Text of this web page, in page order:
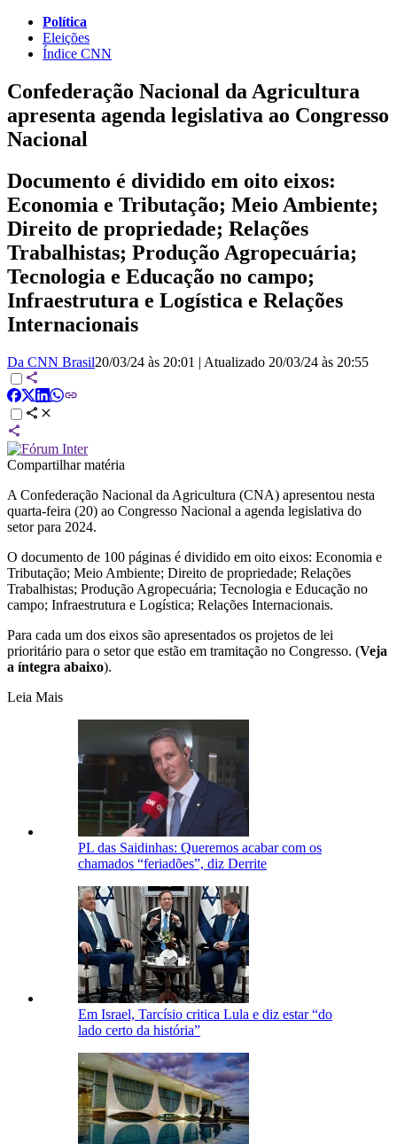
Política
Eleições
Índice CNN
Confederação Nacional da Agricultura
apresenta agenda legislativa ao Congresso
Nacional
Documento é dividido em oito eixos:
Economia e Tributação; Meio Ambiente;
Direito de propriedade; Relações
Trabalhistas; Produção Agropecuária;
Tecnologia e Educação no campo;
Infraestrutura e Logística e Relações
Internacionais
Da CNN Brasil20/03/24 às 20:01 | Atualizado 20/03/24 às 20:55
Compartilhar matéria
A Confederação Nacional da Agricultura (CNA) apresentou nesta
quarta-feira (20) ao Congresso Nacional a agenda legislativa do
setor para 2024.
O documento de 100 páginas é dividido em oito eixos: Economia e
Tributação; Meio Ambiente; Direito de propriedade; Relações
Trabalhistas; Produção Agropecuária; Tecnologia e Educação no
campo; Infraestrutura e Logística; Relações Internacionais.
Para cada um dos eixos são apresentados os projetos de lei
prioritário para o setor que estão em tramitação no Congresso. (Veja
a íntegra abaixo).
Leia Mais
PL das Saidinhas: Queremos acabar com os
chamados “feriadões”, diz Derrite
Em Israel, Tarcísio critica Lula e diz estar “do
lado certo da história”